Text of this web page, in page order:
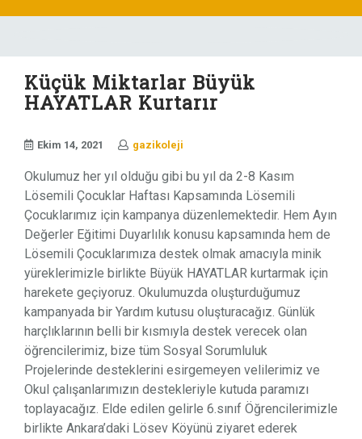
Küçük Miktarlar Büyük
HAYATLAR Kurtarır
Ekim 14, 2021 gazikoleji
Okulumuz her yıl olduğu gibi bu yıl da 2-8 Kasım
Lösemili Çocuklar Haftası Kapsamında Lösemili
Çocuklarımız için kampanya düzenlemektedir. Hem Ayın
Değerler Eğitimi Duyarlılık konusu kapsamında hem de
Lösemili Çocuklarımıza destek olmak amacıyla minik
yüreklerimizle birlikte Büyük HAYATLAR kurtarmak için
harekete geçiyoruz. Okulumuzda oluşturduğumuz
kampanyada bir Yardım kutusu oluşturacağız. Günlük
harçlıklarının belli bir kısmıyla destek verecek olan
öğrencilerimiz, bize tüm Sosyal Sorumluluk
Projelerinde desteklerini esirgemeyen velilerimiz ve
Okul çalışanlarımızın destekleriyle kutuda paramızı
toplayacağız. Elde edilen gelirle 6.sınıf Öğrencilerimizle
birlikte Ankara’daki Lösev Köyünü ziyaret ederek